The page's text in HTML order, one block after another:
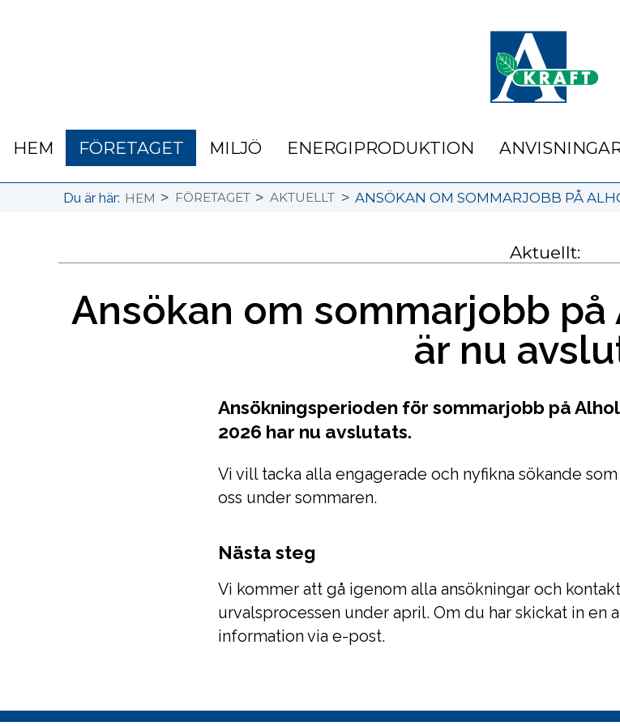
HEM FÖRETAGET MILJÖ ENERGIPRODUKTION
Du är här: HEM > FÖRETAGET > AKTUELLT > ANSÖKAN OM SOMMARJOBB PÅ
Aktuellt:
Ansökan om sommarjobb
är nu
Ansökningsperioden för sommarjobb på
2026 har nu avslutats.
Vi vill tacka alla engagerade och nyfikna sökande
oss under sommaren.
Nästa steg
Vi kommer att gå igenom alla ansökningar och
urvalsprocessen under april. Om du har skickat in en
information via e-post.